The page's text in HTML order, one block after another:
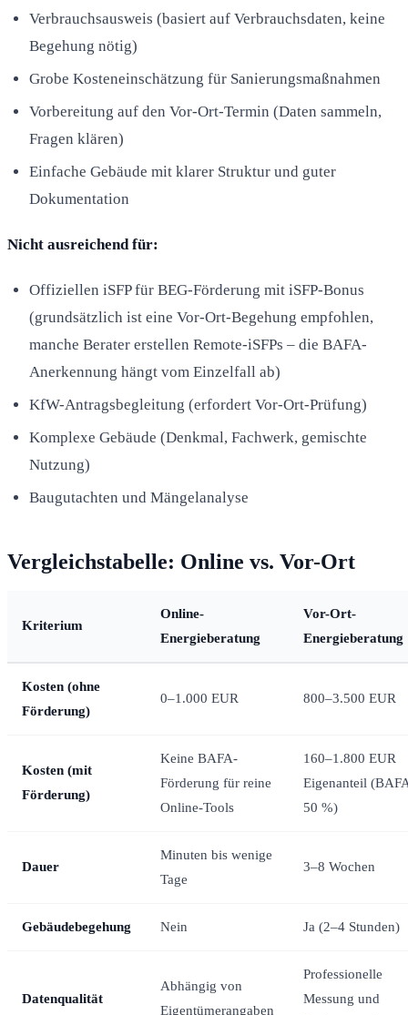
Verbrauchsausweis (basiert auf Verbrauchsdaten, keine
Begehung nötig)
Grobe Kosteneinschätzung für Sanierungsmaßnahmen
Vorbereitung auf den Vor-Ort-Termin (Daten sammeln,
Fragen klären)
Einfache Gebäude mit klarer Struktur und guter
Dokumentation
Nicht ausreichend für:
Offiziellen iSFP für BEG-Förderung mit iSFP-Bonus
(grundsätzlich ist eine Vor-Ort-Begehung empfohlen,
manche Berater erstellen Remote-iSFPs – die BAFA-
Anerkennung hängt vom Einzelfall ab)
KfW-Antragsbegleitung (erfordert Vor-Ort-Prüfung)
Komplexe Gebäude (Denkmal, Fachwerk, gemischte
Nutzung)
Baugutachten und Mängelanalyse
Vergleichstabelle: Online vs. Vor-Ort
Kriterium
Online-
Energieberatung
Vor-Ort-
Energieberatung
Kosten (ohne
Förderung)
0–1.000 EUR 800–3.500 EUR
Kosten (mit
Förderung)
Keine BAFA-
Förderung für reine
Online-Tools
160–1.800 EUR
Eigenanteil
50 %)
Dauer
Minuten bis wenige
Tage
3–8 Wochen
Gebäudebegehung Nein Ja (2–4 Stunden)
Datenqualität
Abhängig von
Eigentümerangaben
Professionelle
Messung und